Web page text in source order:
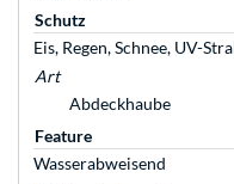
Schutz
Eis, Regen, Schnee, UV-
Art
Abdeckhaube
Feature
Wasserabweisend